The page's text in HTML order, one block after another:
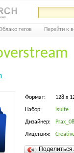
тегов Перейти к
Формат: 128 x
Набор: isuite
Дизайнер: Prax_08
Лицензия: